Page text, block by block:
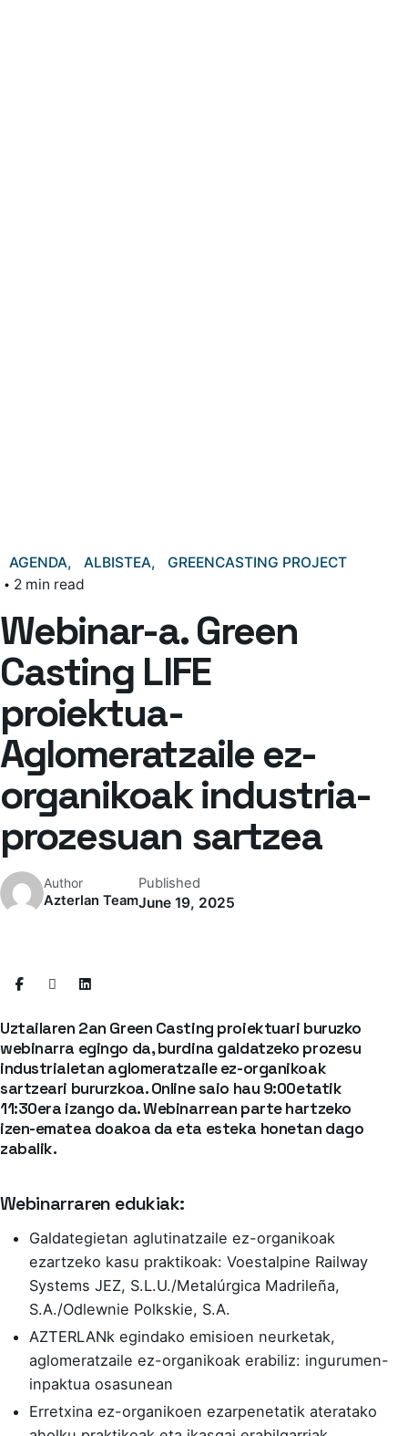
AGENDA ALBISTEA
GREENCASTING PROJECT
2 min read
Webinar-a. Green
Casting LIFE
proiektua-
Aglomeratzaile ez-
organikoak industria-
prozesuan sartzea
Author
Azterlan Team
Published
June 19, 2025
Uztailaren 2an Green Casting proiektuari buruzko
webinarra egingo da, burdina galdatzeko prozesu
industrialetan aglomeratzaile ez-organikoak
sartzeari bururzkoa. Online saio hau 9:00etatik
11:30era izango da. Webinarrean parte hartzeko
izen-ematea doakoa da eta esteka honetan dago
zabalik.
Webinarraren edukiak:
Galdategietan aglutinatzaile ez-organikoak
ezartzeko kasu praktikoak: Voestalpine Railway
Systems JEZ, S.L.U./Metalúrgica Madrileña,
S.A./Odlewnie Polkskie, S.A.
AZTERLANk egindako emisioen neurketak,
aglomeratzaile ez-organikoak erabiliz: ingurumen-
inpaktua osasunean
Erretxina ez-organikoen ezarpenetatik ateratako